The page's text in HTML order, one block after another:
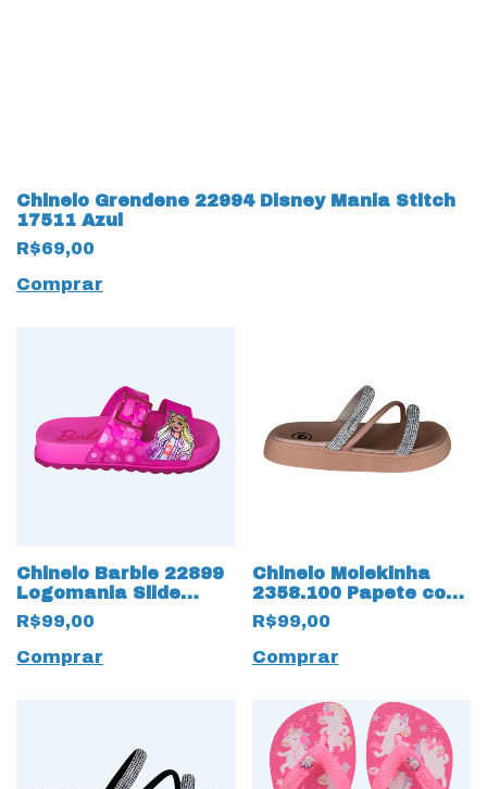
Chinelo Grendene 22994 Disney Mania Stitch
17511 Azul
R$69,00
Comprar
Chinelo Barbie 22899
Logomania Slide
17510 Rosa
R$99,00
Comprar
Chinelo Molekinha
2358.100 Papete com
Strass 17481 Creme
R$99,00
Comprar